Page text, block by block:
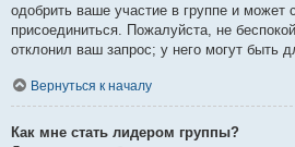
одобрить ваше участие в группе и может
присоединиться. Пожалуйста, не
отклонил ваш запрос; у него могут быть
Вернуться к началу
Как мне стать лидером группы?